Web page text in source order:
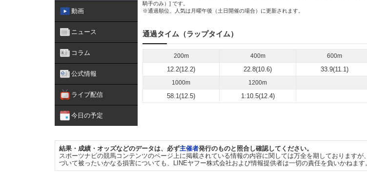
動画
ニュース
コラム
公式情報
ライブ配信
今日の予定
騎手のみ）] です。
※通過順位、人気は月曜午後（土日開催の場合）に更新されます。
通過タイム（ラップタイム）
200m 400m 600m
12.2(12.2) 22.8(10.6) 33.9(11.1)
1000m 1200m
58.1(12.5) 1:10.5(12.4)
結果・成績・オッズなどのデータは、必ず主催者発行のものと照合し確認してください。
スポーツナビの競馬コンテンツのページ上に掲載されている情報の内容に関しては万全を期しております
づいて被ったいかなる損害についても、LINEヤフー株式会社および情報提供者は一切の責任を負いかねます